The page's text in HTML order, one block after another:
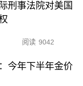
刑事法院对美国
阅读 9042
今年下半年金价